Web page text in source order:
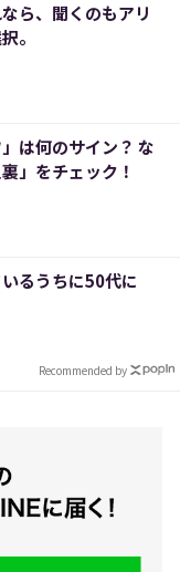
ら、聞くのもアリ
。
は何のサイン？ な
」をチェック！
るうちに50代に
Recommended by